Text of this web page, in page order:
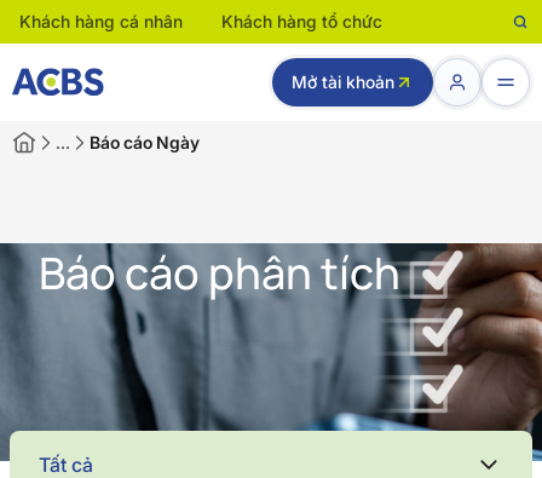
Khách hàng cá nhân Khách hàng tổ chức
Mở tài khoản
… Báo cáo Ngày
Báo cáo phân tích
Tất cả